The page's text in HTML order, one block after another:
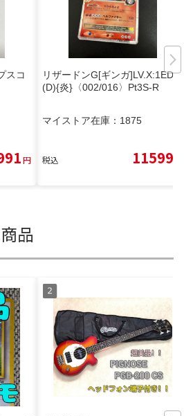
スコ
円
リザードンG[ギンガ]LV.X:1ED
(D){炎}〈002/016〉Pt3S-R
マイストア在庫： 1875
税込 11599
品